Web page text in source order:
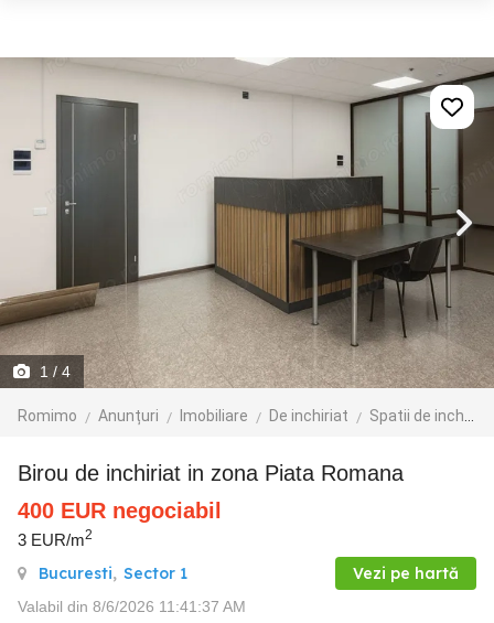
1 / 4
Romimo Anunțuri Imobiliare De inchiriat Spatii de inchiriat
Birou de inchiriat in zona Piata Romana
400 EUR negociabil
3 EUR/m2
Bucuresti, Sector 1 Vezi pe hartă
Valabil din 8/6/2026 11:41:37 AM